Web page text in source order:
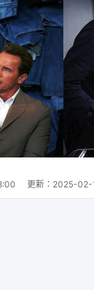
更新： 2025-02-